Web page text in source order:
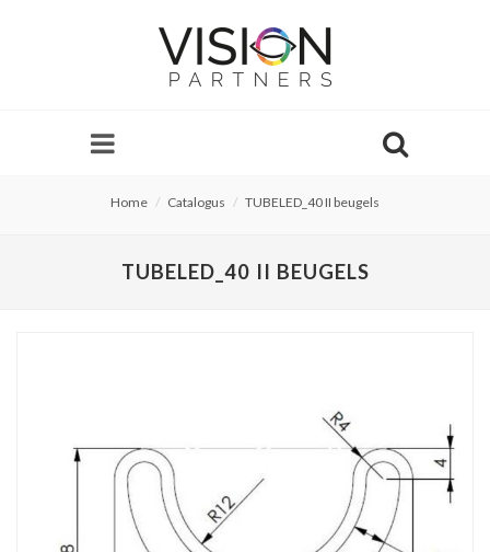
Home Catalogus TUBELED_40 II beugels
TUBELED_40 II BEUGELS